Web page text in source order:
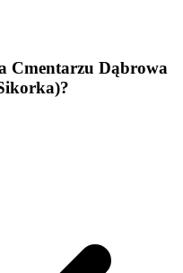
Cmentarzu Dąbrowa